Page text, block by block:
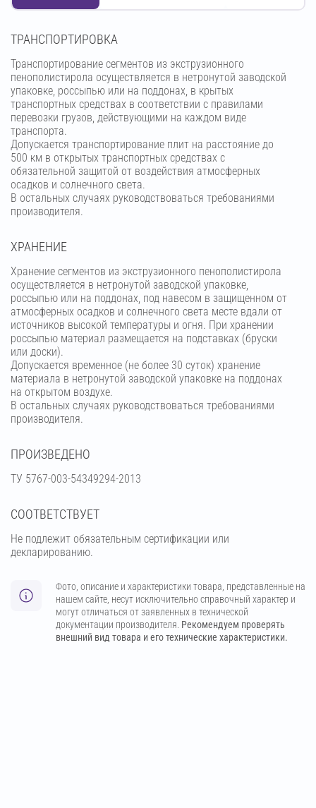
ТРАНСПОРТИРОВКА
Транспортирование сегментов из экструзионного
пенополистирола осуществляется в нетронутой заводской
упаковке, россыпью или на поддонах, в крытых
транспортных средствах в соответствии с правилами
перевозки грузов, действующими на каждом виде
транспорта.
Допускается транспортирование плит на расстояние до
500 км в открытых транспортных средствах с
обязательной защитой от воздействия атмосферных
осадков и солнечного света.
В остальных случаях руководствоваться требованиями
производителя.
ХРАНЕНИЕ
Хранение сегментов из экструзионного пенополистирола
осуществляется в нетронутой заводской упаковке,
россыпью или на поддонах, под навесом в защищенном от
атмосферных осадков и солнечного света месте вдали от
источников высокой температуры и огня. При хранении
россыпью материал размещается на подставках (бруски
или доски).
Допускается временное (не более 30 суток) хранение
материала в нетронутой заводской упаковке на поддонах
на открытом воздухе.
В остальных случаях руководствоваться требованиями
производителя.
ПРОИЗВЕДЕНО
ТУ 5767-003-54349294-2013
СООТВЕТСТВУЕТ
Не подлежит обязательным сертификации или
декларированию.
Фото, описание и характеристики товара, представленные на
нашем сайте, несут исключительно справочный характер и
могут отличаться от заявленных в технической
документации производителя. Рекомендуем проверять
внешний вид товара и его технические характеристики.